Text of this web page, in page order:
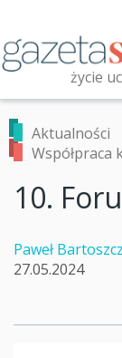
treści
życie
Przeszukaj
Aktualności
Współpraca
10.
Paweł
27.05.2024